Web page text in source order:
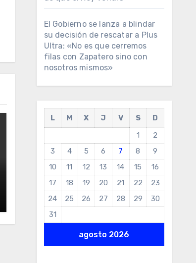
El Gobierno se lanza a blindar
su decisión de rescatar a Plus
Ultra: «No es que cerremos
filas con Zapatero sino con
nosotros mismos»
agosto 2026
L M X J V S
D
1
2
3
4 5 6 7 8
9
10
11 12 13 14 15
16
17
18 19 20 21 22
23
24
25 26 27 28 29
30
31